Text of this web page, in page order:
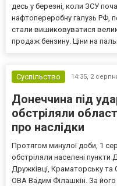
десь у березні, коли ЗСУ
нафтопереробну галузь РФ,
стали вишиковуватися
продаж бензину. Ціни на
Суспільство 14:35, 2
Донеччина під
обстріляли
про наслідки
Протягом минулої доби, 1
обстріляли населені пункти
Дружківці, Краматорську та
ОВА Вадим Філашкін. За